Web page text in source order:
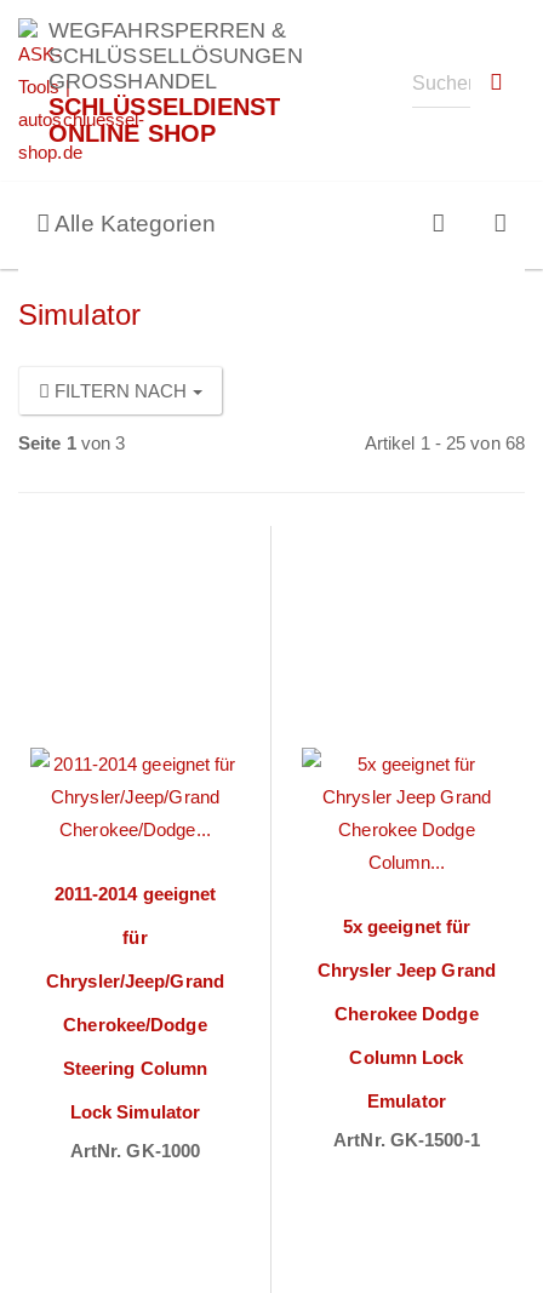
WEGFAHRSPERREN &
SCHLÜSSELLÖSUNGEN
GROSSHANDEL
SCHLÜSSELDIENST
ONLINE SHOP
Alle Kategorien
Simulator
FILTERN NACH
Seite 1von 3 Artikel 1 - 25 von 68
2011-2014 geeignet
für
Chrysler/Jeep/Grand
Cherokee/Dodge
Steering Column
Lock Simulator
ArtNr. GK-1000
5x geeignet für
Chrysler Jeep Grand
Cherokee Dodge
Column Lock
Emulator
ArtNr. GK-1500-1